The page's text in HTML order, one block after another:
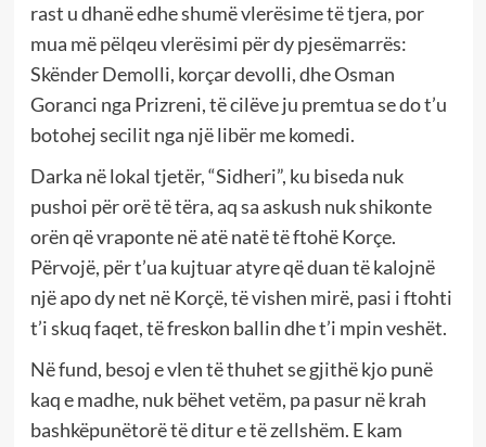
rast u dhanë edhe shumë vlerësime të tjera, por
mua më pëlqeu vlerësimi për dy pjesëmarrës:
Skënder Demolli, korçar devolli, dhe Osman
Goranci nga Prizreni, të cilëve ju premtua se do t’u
botohej secilit nga një libër me komedi.
Darka në lokal tjetër, “Sidheri”, ku biseda nuk
pushoi për orë të tëra, aq sa askush nuk shikonte
orën që vraponte në atë natë të ftohë Korçe.
Përvojë, për t’ua kujtuar atyre që duan të kalojnë
një apo dy net në Korçë, të vishen mirë, pasi i ftohti
t’i skuq faqet, të freskon ballin dhe t’i mpin veshët.
Në fund, besoj e vlen të thuhet se gjithë kjo punë
kaq e madhe, nuk bëhet vetëm, pa pasur në krah
bashkëpunëtorë të ditur e të zellshëm. E kam